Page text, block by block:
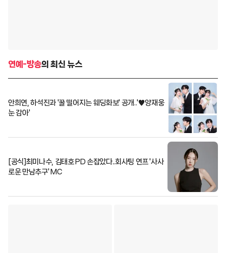
연예-방송의 최신 뉴스
안희연, 하석진과 '꿀 떨어지는 웨딩화보' 공개..'♥양재웅
눈 감아'
[공식]최미나수, 김태호 PD 손잡았다..회사팅 연프 '사사
로운 만남추구' MC